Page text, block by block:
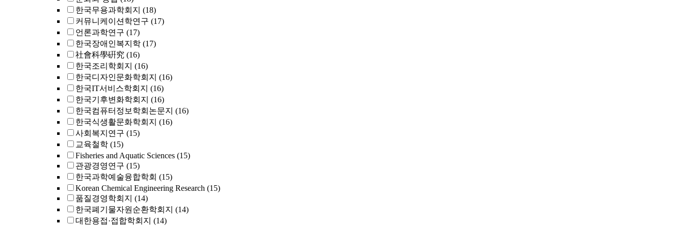
한국무용과학회지 (18)
커뮤니케이션학연구 (17)
언론과학연구 (17)
한국장애인복지학 (17)
社會科學硏究 (16)
한국조리학회지 (16)
한국디자인문화학회지 (16)
한국IT서비스학회지 (16)
한국기후변화학회지 (16)
한국컴퓨터정보학회논문지 (16)
한국식생활문화학회지 (16)
사회복지연구 (15)
교육철학 (15)
Fisheries and Aquatic Sciences (15)
관광경영연구 (15)
한국과학예술융합학회 (15)
Korean Chemical Engineering Research (15)
품질경영학회지 (14)
한국폐기물자원순환학회지 (14)
대한용접·접합학회지 (14)